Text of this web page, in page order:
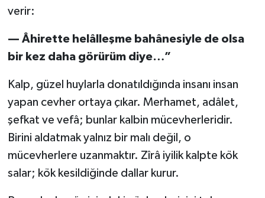
verir:
— Âhirette helâlleşme bahânesiyle de olsa
bir kez daha görürüm diye…”
Kalp, güzel huylarla donatıldığında insanı insan
yapan cevher ortaya çıkar. Merhamet, adâlet,
şefkat ve vefâ; bunlar kalbin mücevherleridir.
Birini aldatmak yalnız bir malı değil, o
mücevherlere uzanmaktır. Zîrâ iyilik kalpte kök
salar; kök kesildiğinde dallar kurur.